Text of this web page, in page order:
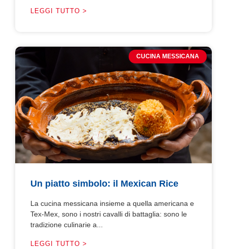
LEGGI TUTTO >
CUCINA MESSICANA
Un piatto simbolo: il Mexican Rice
La cucina messicana insieme a quella americana e
Tex-Mex, sono i nostri cavalli di battaglia: sono le
tradizione culinarie a...
LEGGI TUTTO >